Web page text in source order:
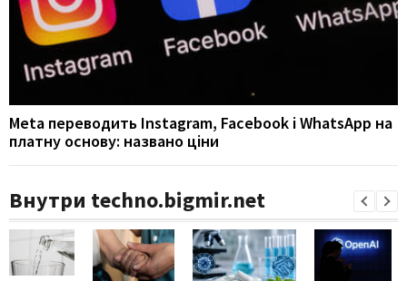
Meta переводить Instagram, Facebook і WhatsApp на
платну основу: названо ціни
Внутри techno.bigmir.net